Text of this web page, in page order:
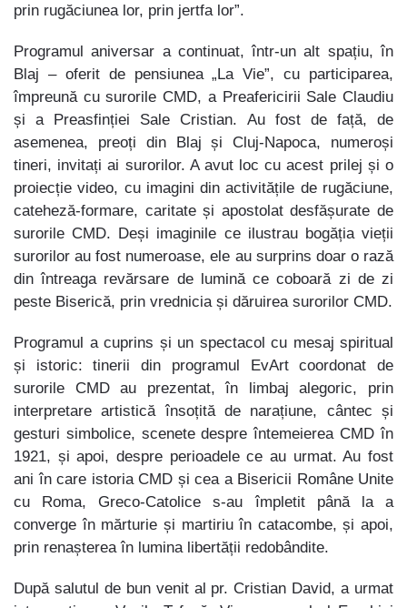
prin rugăciunea lor, prin jertfa lor”.
Programul aniversar a continuat, într-un alt spațiu, în
Blaj – oferit de pensiunea „La Vie”, cu participarea,
împreună cu surorile CMD, a Preafericirii Sale Claudiu
și a Preasfinției Sale Cristian. Au fost de față, de
asemenea, preoți din Blaj și Cluj-Napoca, numeroși
tineri, invitați ai surorilor. A avut loc cu acest prilej și o
proiecție video, cu imagini din activitățile de rugăciune,
cateheză-formare, caritate și apostolat desfășurate de
surorile CMD. Deși imaginile ce ilustrau bogăția vieții
surorilor au fost numeroase, ele au surprins doar o rază
din întreaga revărsare de lumină ce coboară zi de zi
peste Biserică, prin vrednicia și dăruirea surorilor CMD.
Programul a cuprins și un spectacol cu mesaj spiritual
și istoric: tinerii din programul EvArt coordonat de
surorile CMD au prezentat, în limbaj alegoric, prin
interpretare artistică însoțită de narațiune, cântec și
gesturi simbolice, scenete despre întemeierea CMD în
1921, și apoi, despre perioadele ce au urmat. Au fost
ani în care istoria CMD și cea a Bisericii Române Unite
cu Roma, Greco-Catolice s-au împletit până la a
converge în mărturie și martiriu în catacombe, și apoi,
prin renașterea în lumina libertății redobândite.
După salutul de bun venit al pr. Cristian David, a urmat